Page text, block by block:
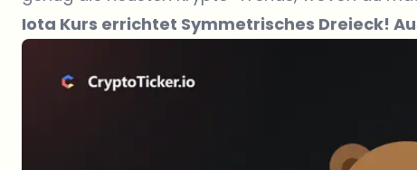
Iota Kurs errichtet Symmetrisches Dreieck!